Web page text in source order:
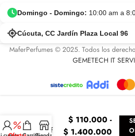
Domingo - Domingo: 10:00 am a
Cúcuta, CC Jardín Plaza Local 96
MaferPerfumes © 2025. Todos los
GEMETECH IT
Words
Xerjoff
$ 110.000 -
$ 1.400.000